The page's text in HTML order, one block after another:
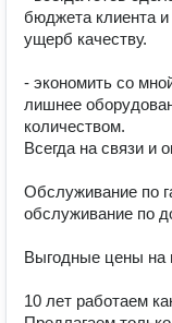
бюджета клиента
ущерб качеству.
- экономить со
лишнее
количеством.
Всегда на связи и
Обслуживание по
обслуживание по
Выгодные цены на
10 лет работаем